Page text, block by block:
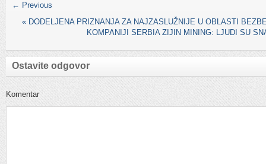
← Previous
« DODELJENA PRIZNANJA ZA NAJZASLUŽNIJE U OBLASTI
KOMPANIJI SERBIA ZIJIN MINING: LJUDI SU
Ostavite odgovor
Komentar